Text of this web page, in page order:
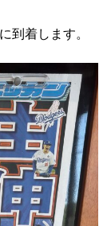
到着します。